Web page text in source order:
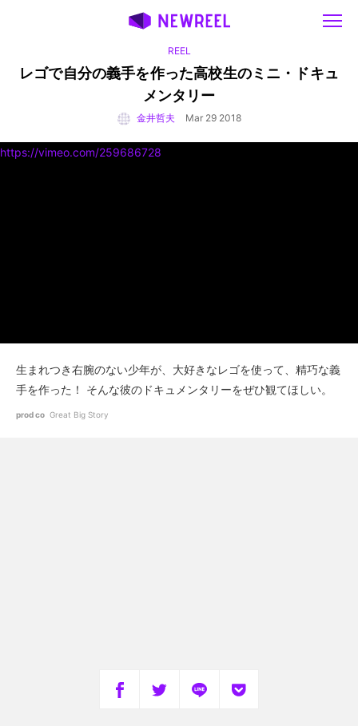
REEL
レゴで自分の義手を作った高校生のミニ・ドキュ
メンタリー
金井哲夫 Mar 29 2018
https://vimeo.com/259686728
生まれつき右腕のない少年が、大好きなレゴを使って、精巧な義
手を作った！ そんな彼のドキュメンタリーをぜひ観てほしい。
prod co Great Big Story